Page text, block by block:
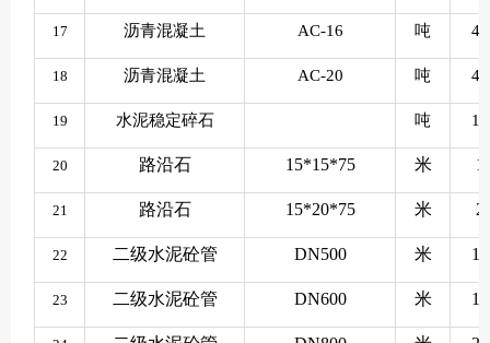
17 沥青混凝土 AC-16 吨
18 沥青混凝土 AC-20 吨
19 水泥稳定碎石 吨
20 路沿石 15*15*75 米
21 路沿石 15*20*75 米
22 二级水泥砼管 DN500 米
23 二级水泥砼管 DN600 米